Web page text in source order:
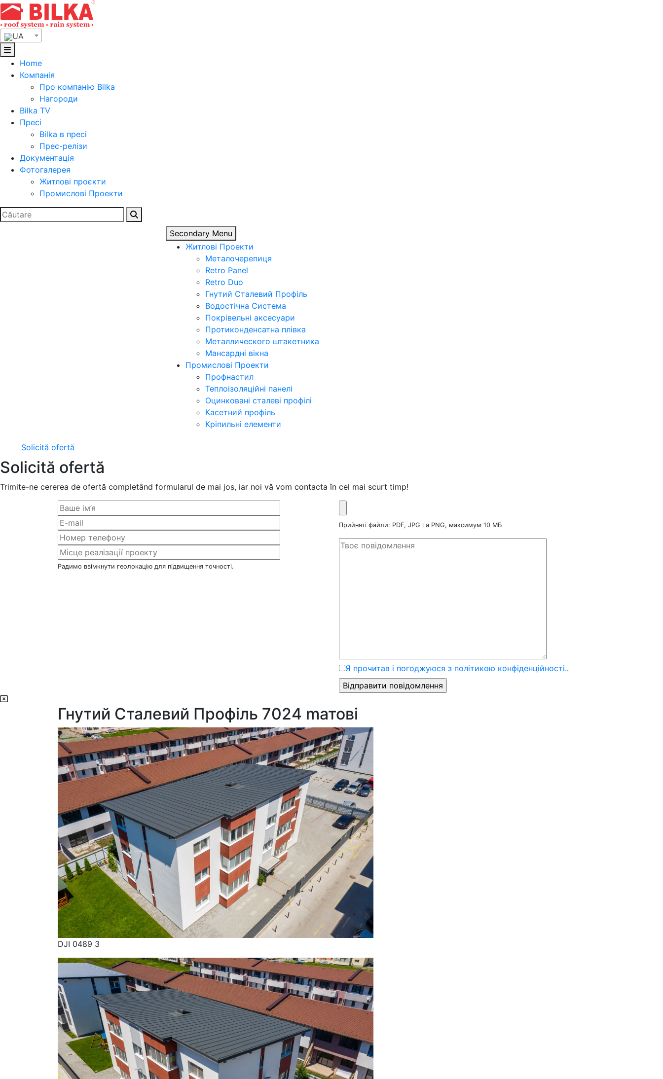
Skip
to
content
UA
Home
Компанія
Про компанію Bilka
Нагороди
Bilka TV
Пресі
Bilka в пресі
Прес-релізи
Документація
Фотогалерея
Житлові проєкти
Промислові Проекти
Search
for:
Secondary Menu
Житлові Проекти
Металочерепиця
Retro Panel
Retro Duo
Гнутий Сталевий Профіль
Водостічна Система
Покрівельні аксесуари
Протиконденсатна плівка
Металлического штакетника
Мансардні вікна
Промислові Проекти
Профнастил
Теплоізоляційні панелі
Оцинковані сталеві профілі
Касетний профіль
Кріпильні елементи
Solicită ofertă
Solicită ofertă
Trimite-ne cererea de ofertă completând formularul de mai jos, iar noi vă vom contacta în cel mai scurt timp!
Радимо ввімкнути геолокацію для підвищення точності.
Прийняті файли: PDF, JPG та PNG, максимум 10 МБ
Я прочитав і погоджуюся з політикою конфіденційності..
Гнутий Сталевий Профіль 7024 mатові
DJI 0489 3